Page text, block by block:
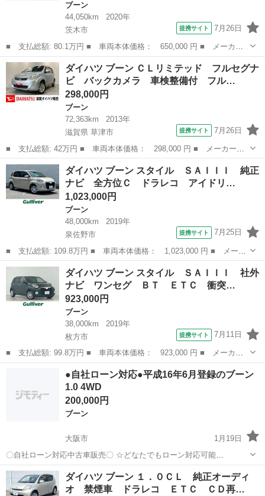
ブーン
44,050km
2020年
茨木市
提携サイト 7月26日
■ 支払総額: 80.1万円 ■ 車両本体価格： 650,000 円 ■ メーカー
名： ダイハツ ■ 車種名： ブーン ■ グレード名： シルク Ｓ
ＡＩＩＩ 純正ナビ・地デジＴＶ／ドライブレコーダー／バックカメ
ラ／スマート...
大阪 茨木市 ブーン
ダイハツ ブーン ＣＬリミテッド フルセグナ
ビ バックカメラ 車検整備付 フル…
298,000円
ブーン
72,363km
2013年
滋賀県 草津市
提携サイト 7月26日
■ 支払総額: 42万円 ■ 車両本体価格： 298,000 円 ■ メーカー
名： ダイハツ ■ 車種名： ブーン ■ グレード名： ＣＬリミテ
ッド フルセグナビ バックカメラ 車検整備付 フルセグナビ バ
ックカメラ Ｂｌ...
滋賀 草津市 ブーン
ダイハツ ブーン スタイル ＳＡＩＩＩ 純正
ナビ 全方位Ｃ ドラレコ アイドリ…
1,023,000円
ブーン
48,000km
2019年
泉佐野市
提携サイト 7月25日
■ 支払総額: 109.8万円 ■ 車両本体価格： 1,023,000 円 ■ メーカ
ー名： ダイハツ ■ 車種名： ブーン ■ グレード名： スタイ
ル ＳＡＩＩＩ 純正ナビ 全方位Ｃ ドラレコ アイドリングスト
ップ オー...
大阪 泉佐野市
ダイハツ ブーン スタイル ＳＡＩＩＩ 社外
ナビ ワンセグ ＢＴ ＥＴＣ 衝突…
923,000円
ブーン
38,000km
2019年
枚方市
提携サイト 7月11日
■ 支払総額: 99.8万円 ■ 車両本体価格： 923,000 円 ■ メーカー
名： ダイハツ ■ 車種名： ブーン ■ グレード名： スタイル
ＳＡＩＩＩ 社外ナビ ワンセグ ＢＴ ＥＴＣ 衝突軽減ブレー
キ オートハイ...
ブーン
●自社ローン対応●平成16年6月登録のブーン
1.0 4WD
200,000円
ブーン
大阪市
1月19日
〇自社ローン対応中古車販売〇 ☆どなたでもローン対応可能
☆ １、勤続年数の短い方や自営業の方 ２、パートを
される主婦の方や派遣社員の方 ３、自己破産等をされた方やローンが
組めない方x ４、他社様...
大阪 大阪市 ブーン
ダイハツ ブーン １．０ＣＬ 純正オーディ
オ 禁煙車 ドラレコ ＥＴＣ ＣＤ再…